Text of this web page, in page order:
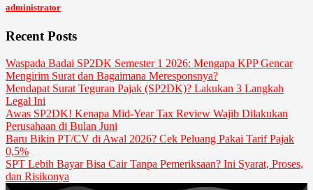
administrator
Recent Posts
Waspada Badai SP2DK Semester 1 2026: Mengapa KPP Gencar
Mengirim Surat dan Bagaimana Meresponsnya?
Mendapat Surat Teguran Pajak (SP2DK)? Lakukan 3 Langkah
Legal Ini
Awas SP2DK! Kenapa Mid-Year Tax Review Wajib Dilakukan
Perusahaan di Bulan Juni
Baru Bikin PT/CV di Awal 2026? Cek Peluang Pakai Tarif Pajak
0,5%
SPT Lebih Bayar Bisa Cair Tanpa Pemeriksaan? Ini Syarat, Proses,
dan Risikonya